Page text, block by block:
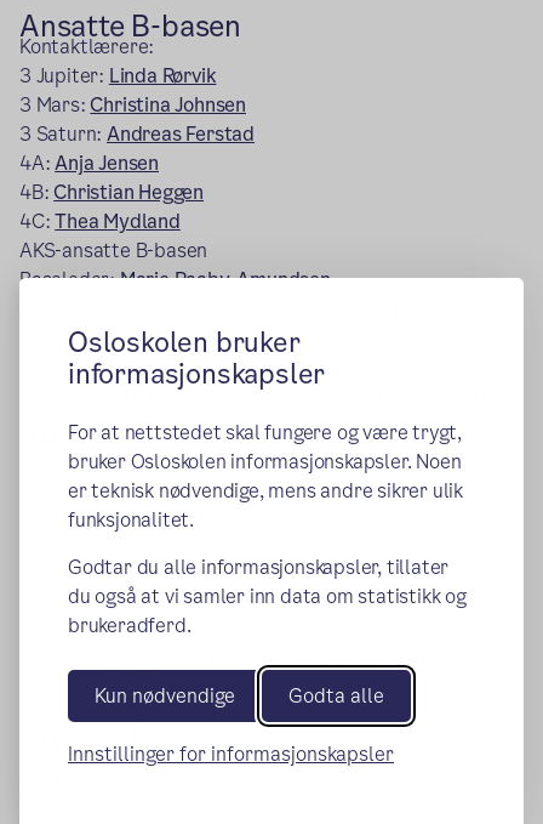
Osloskolen bruker
informasjonskapsler
For at nettstedet skal fungere og være trygt,
bruker Osloskolen informasjonskapsler. Noen
er teknisk nødvendige, mens andre sikrer ulik
funksjonalitet.
Godtar du alle informasjonskapsler, tillater
du også at vi samler inn data om statistikk og
brukeradferd.
Kun nødvendige Godta alle
Innstillinger for informasjonskapsler
Ansatte B-basen
Kontaktlærere:
3 Jupiter: Linda Rørvik
3 Mars:Christina Johnsen
3 Saturn: Andreas Ferstad
4A:Anja Jensen
4B:Christian Heggen
4C:Thea Mydland
AKS-ansatte B-basen
Baseleder:Marie Raaby-Amundsen
Erik Bentzen, Erle Solberg, Eva Backlund, Ida Brinch
Brønlund, Ingunn Alnæs, Jacob Mæhlum Jacobsen, Lukas
Ligeti, Nora Hultén Törnerud og Sophia Skjelnes Sørbu
Ansatte C-basen
Kontaktlærere:
Marte Torill Sandberg
Even Habberstad
6. trinn:Aksel HøybråtenogHenrik Høyberg Aure
AKS-ansatte C-basen:
Baseleder:Kristoffer Rasmussen
AKS-lærerer: Aimee Holme Ferrari, Omar Sharif, Trygve
Tvethaug og Yousef Amin
Ansatte D-basen
Nicolay Dahl